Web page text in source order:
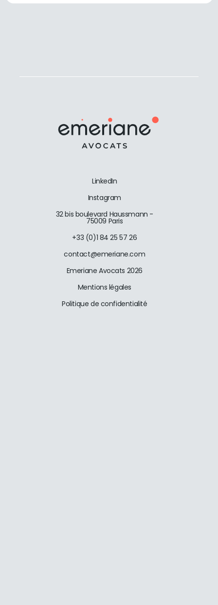
Emeriane Avocats 2026
Mentions légales
Politique de confidentialité
32 bis boulevard Haussmann -
75009 Paris
+33 (0)1 84 25 57 26
contact@emeriane.com
LinkedIn
Instagram